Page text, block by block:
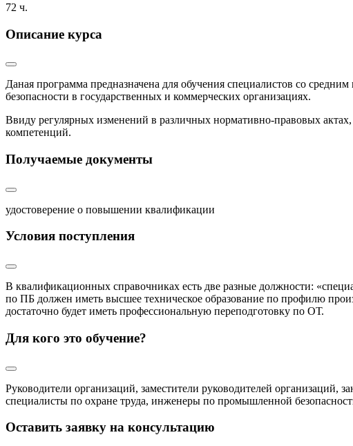
72 ч.
Описание курса
Даная программа предназначена для обучения специалистов со
безопасности в государственных и коммерческих организациях.
Ввиду регулярных изменений в различных нормативно-правовых
компетенций.
Получаемые документы
удостоверение о повышении квалификации
Условия поступления
В квалификационных справочниках есть две разные должности:
по ПБ должен иметь высшее техническое образование по профилю
достаточно будет иметь профессиональную переподготовку по ОТ.
Для кого это обучение?
Руководители организаций, заместители руководителей
специалисты по охране труда, инженеры по промышленной
Оставить заявку на консультацию